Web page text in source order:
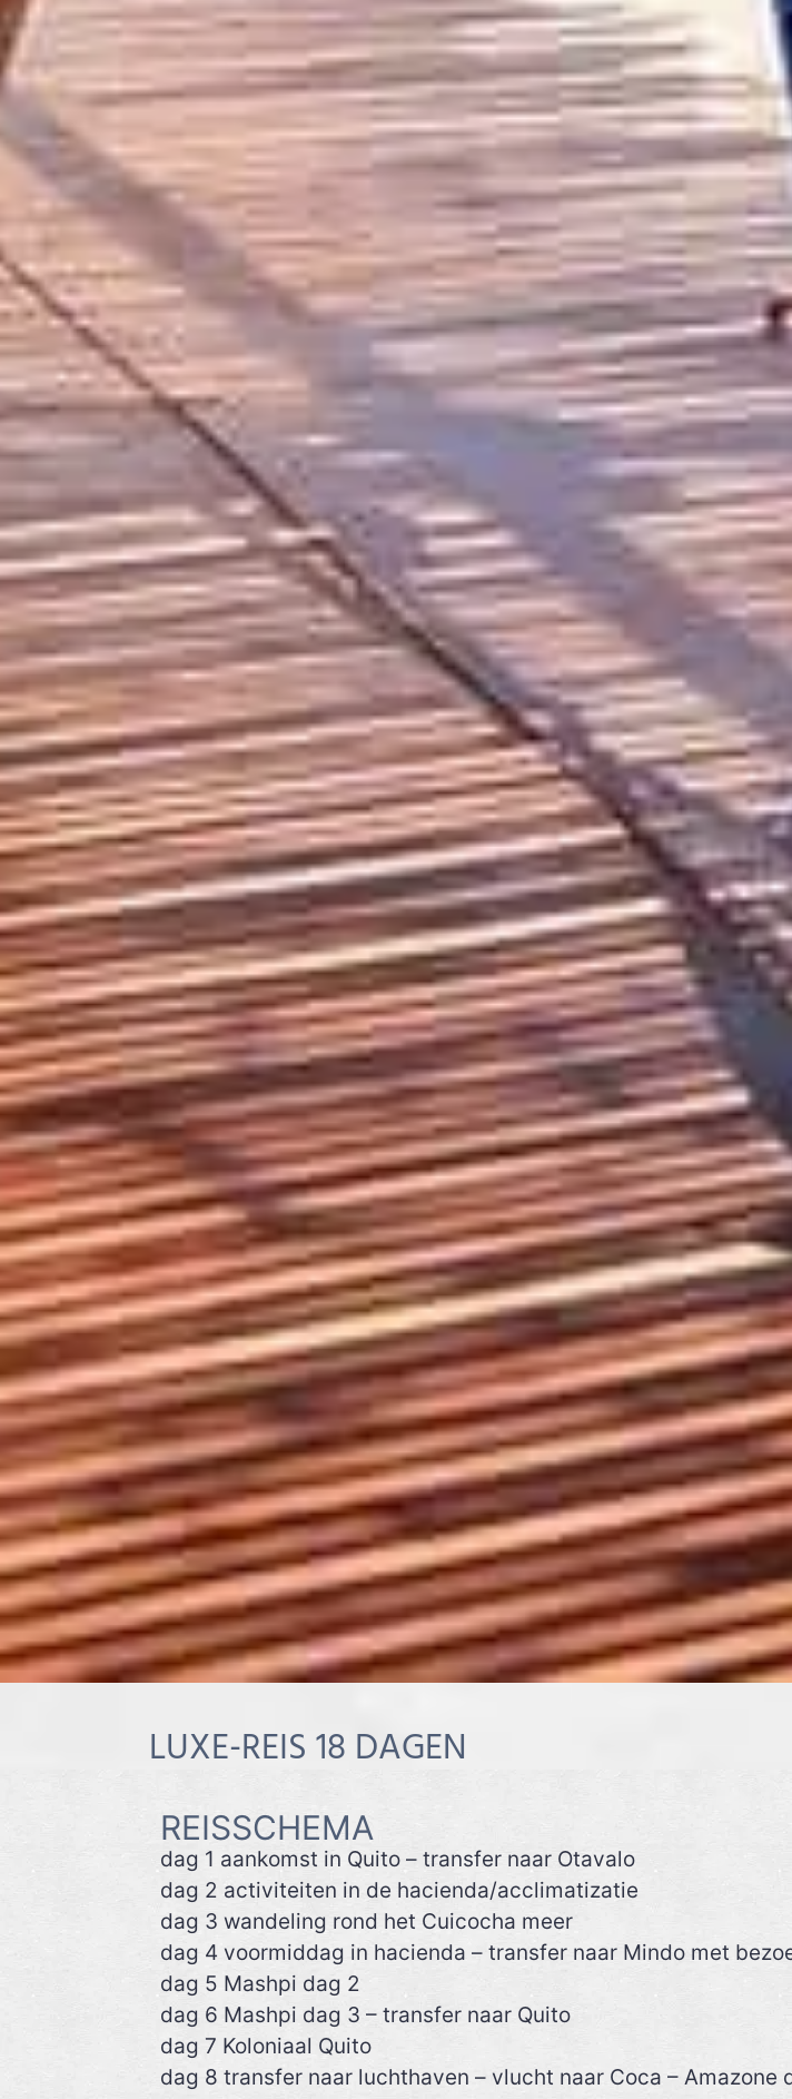
LUXE-REIS 18 DAGEN
REISSCHEMA
dag 1 aankomst in Quito – transfer naar Otavalo
dag 2 activiteiten in de hacienda/acclimatizatie
dag 3 wandeling rond het Cuicocha meer
dag 4 voormiddag in hacienda – transfer naar Mindo met
dag 5 Mashpi dag 2
dag 6 Mashpi dag 3 – transfer naar Quito
dag 7 Koloniaal Quito
dag 8 transfer naar luchthaven – vlucht naar Coca – Amazone